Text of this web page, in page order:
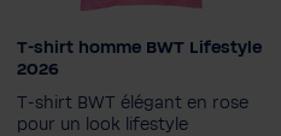
Taille homme
S
M
3XL
T-shirt homme BWT Lifestyle
2026
T-shirt BWT élégant en rose
pour un look lifestyle